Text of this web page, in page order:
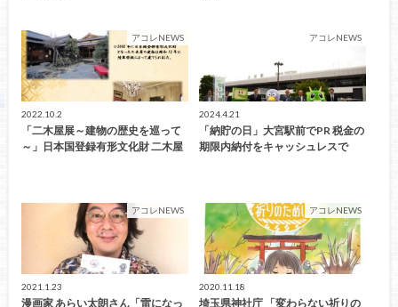
アコレNEWS
2022.10.2
「二木屋展～建物の歴史を巡って
～」日本国登録有形文化財 二木屋
アコレNEWS
2024.4.21
「納貯の日」大宮駅前でPR 税金の
期限内納付をキャッシュレスで
アコレNEWS
2021.1.23
漫画家 あらい太朗さん「雷になっ
アコレNEWS
2020.11.18
埼玉県神社庁 「変わらない祈りの